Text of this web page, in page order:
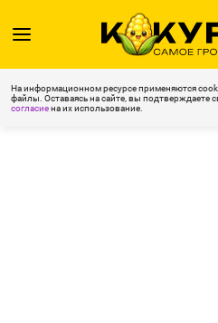
На информационном ресурсе применяются
файлы. Оставаясь на сайте, вы подтверждаете
согласиена их использование.